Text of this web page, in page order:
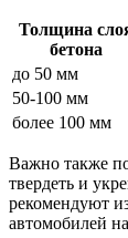
Толщина
бетона
до 50 мм
50-100 мм
более 100 мм
Важно также
твердеть и
рекомендуют
автомобилей